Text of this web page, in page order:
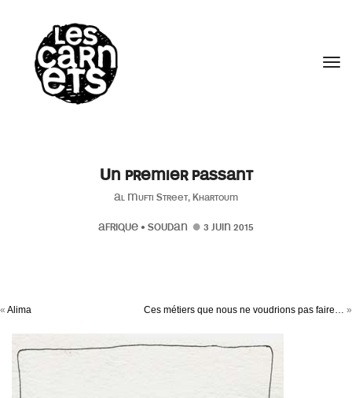
Un premier passant
Al Mufti Street, Khartoum
AFRIQUE • SOUDAN 3 JUIN 2015
« Alima Ces métiers que nous ne voudrions pas faire… »